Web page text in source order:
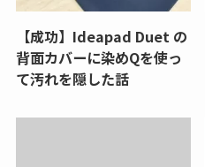
【成功】Ideapad Duet の
背面カバーに染めQを使っ
て汚れを隠した話